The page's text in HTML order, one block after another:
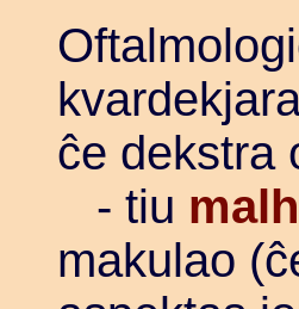
ĉe dekstra
- tiu
makulao